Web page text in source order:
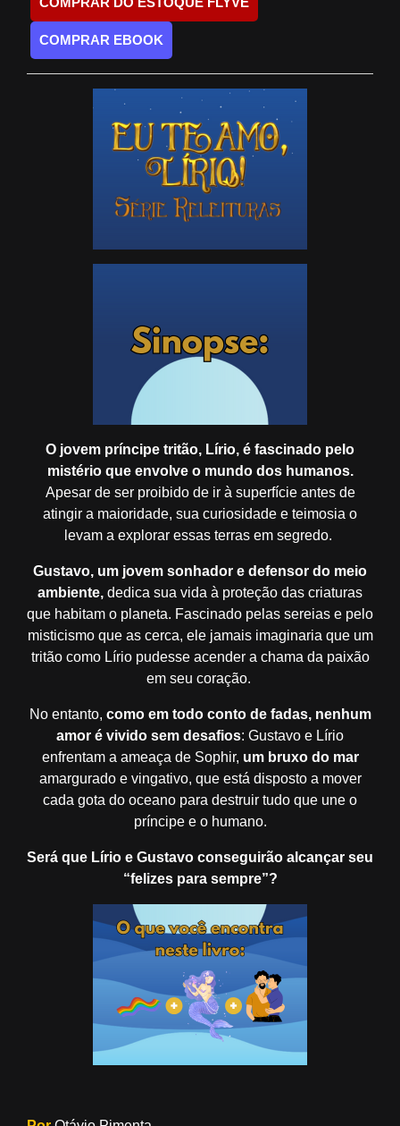
COMPRAR EBOOK
O jovem príncipe tritão, Lírio, é fascinado pelo
mistério que envolve o mundo dos humanos.
Apesar de ser proibido de ir à superfície antes de
atingir a maioridade, sua curiosidade e teimosia o
levam a explorar essas terras em segredo.
Gustavo, um jovem sonhador e defensor do meio
ambiente, dedica sua vida à proteção das criaturas
que habitam o planeta. Fascinado pelas sereias e pelo
misticismo que as cerca, ele jamais imaginaria que um
tritão como Lírio pudesse acender a chama da paixão
em seu coração.
No entanto, como em todo conto de fadas, nenhum
amor é vivido sem desafios: Gustavo e Lírio
enfrentam a ameaça de Sophir, um bruxo do mar
amargurado e vingativo, que está disposto a mover
cada gota do oceano para destruir tudo que une o
príncipe e o humano.
Será que Lírio e Gustavo conseguirão alcançar seu
“felizes para sempre”?